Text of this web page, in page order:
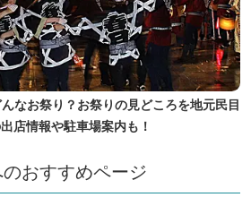
なお祭り？お祭りの見どころを地元民目
店情報や駐車場案内も！
おすすめページ